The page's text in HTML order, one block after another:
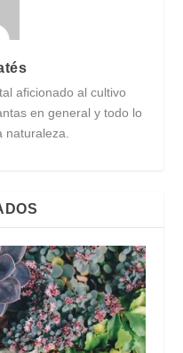
aficionado al cultivo
en general y todo lo
naturaleza.